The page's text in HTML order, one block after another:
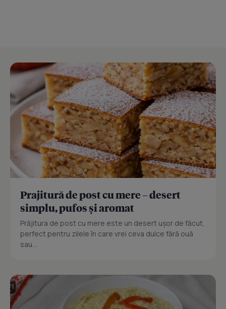
Prajitură de post cu mere – desert
simplu, pufos și aromat
Prăjitura de post cu mere este un desert ușor de făcut,
perfect pentru zilele în care vrei ceva dulce fără ouă
sau...